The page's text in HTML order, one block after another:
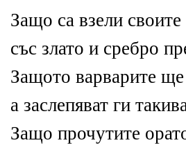
Защо са взели
със злато и сребро
Защото варварите
а заслепяват ги
Защо прочутите